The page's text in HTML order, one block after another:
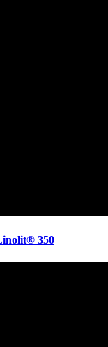
350